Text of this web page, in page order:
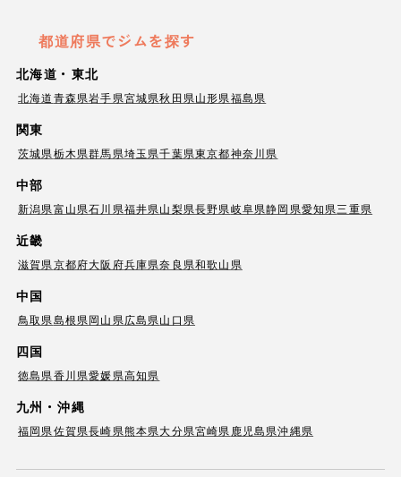
都道府県でジムを探す
北海道・東北
北海道青森県岩手県宮城県秋田県山形県福島県
関東
茨城県栃木県群馬県埼玉県千葉県東京都神奈川県
中部
新潟県富山県石川県福井県山梨県長野県岐阜県静岡県愛知県三重県
近畿
滋賀県京都府大阪府兵庫県奈良県和歌山県
中国
鳥取県島根県岡山県広島県山口県
四国
徳島県香川県愛媛県高知県
九州・沖縄
福岡県佐賀県長崎県熊本県大分県宮崎県 鹿児島県沖縄県